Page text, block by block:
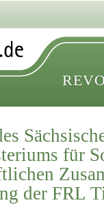
für
der FRL